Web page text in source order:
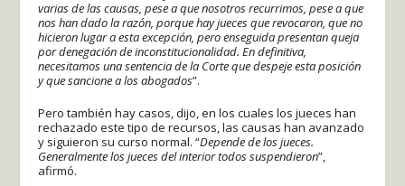
varias de las causas, pese a que nosotros recurrimos, pese a que
nos han dado la razón, porque hay jueces que revocaron, que no
hicieron lugar a esta excepción, pero enseguida presentan queja
por denegación de inconstitucionalidad. En definitiva,
necesitamos una sentencia de la Corte que despeje esta posición
y que sancione a los abogados”.
Pero también hay casos, dijo, en los cuales los jueces han
rechazado este tipo de recursos, las causas han avanzado
y siguieron su curso normal. “Depende de los jueces.
Generalmente los jueces del interior todos suspendieron”,
afirmó.